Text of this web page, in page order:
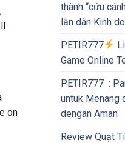
on
thành “cứu
lẫn dân Kinh
PETIR777
Game Online
PETIR777 :
untuk Menang
dengan Aman
Review Quạt